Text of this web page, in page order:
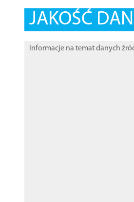
JAKOŚĆ
Informacje na temat danych